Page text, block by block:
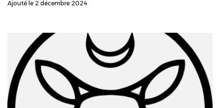
Ajouté le 2 décembre 2024